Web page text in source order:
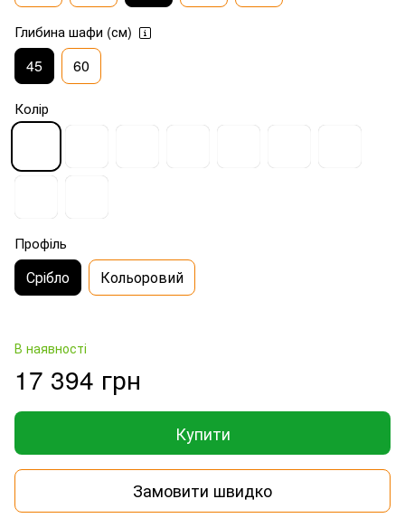
Глибина шафи (см)
45 60
Колір
Профіль
Срібло Кольоровий
В наявності
17 394 грн
Купити
Замовити швидко